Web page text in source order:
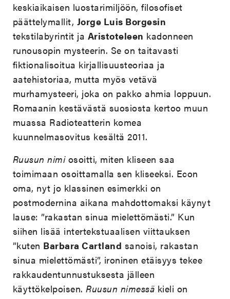
keskiaikaisen luostarimiljöön, filosofiset
päättelymallit, Jorge Luis Borgesin
tekstilabyrintit ja Aristoteleen kadonneen
runousopin mysteerin. Se on taitavasti
fiktionalisoitua kirjallisuusteoriaa ja
aatehistoriaa, mutta myös vetävä
murhamysteeri, joka on pakko ahmia loppuun.
Romaanin kestävästä suosiosta kertoo muun
muassa Radioteatterin komea
kuunnelmasovitus kesältä 2011.
Ruusun nimi osoitti, miten kliseen saa
toimimaan osoittamalla sen kliseeksi. Econ
oma, nyt jo klassinen esimerkki on
postmodernina aikana mahdottomaksi käynyt
lause: ”rakastan sinua mielettömästi.” Kun
siihen lisää intertekstuaalisen viittauksen
”kuten Barbara Cartland sanoisi, rakastan
sinua mielettömästi”, ironinen etäisyys tekee
rakkaudentunnustuksesta jälleen
käyttökelpoisen.Ruusun nimessä kieli on